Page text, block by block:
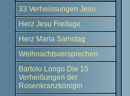
33 Verheissungen Jesu
Herz Jesu Freitage
Herz Maria Samstag
Weihnachtsversprechen
Bartolo Longo Die 15
Verheißungen der
Rosenkranzkönigin